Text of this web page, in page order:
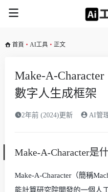
首頁 • AI工具 • 正文
Make-A-
數字人生成框架
2年前 (2024)更新 AI管
Make-A-Character是
Make-A-Character（簡稱
能計算研究院開發的一個人